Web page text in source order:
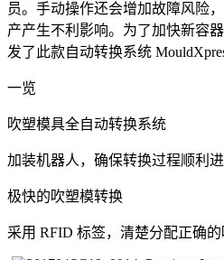
员。手动操作还会增加故障风险
产产生不利影响。为了加快新容
发了此款自动转换系统
一览
吹塑模具全自动转换系统
加装机器人，确保转换过程顺利
极快的吹塑模转换
采用 RFID 标签，清楚分配正确